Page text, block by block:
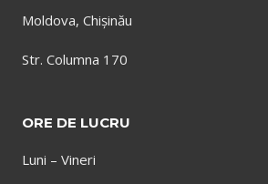
Moldova, Chișinău
Str. Columna 170
ORE DE LUCRU
Luni – Vineri